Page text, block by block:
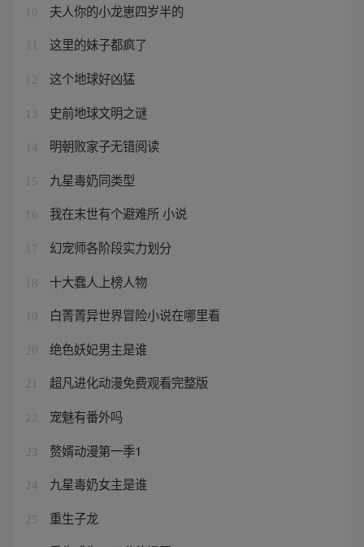
10 夫人你的小龙崽四岁半的
这里的妹子都疯了
12 这个地球好凶猛
13 史前地球文明之谜
14 明朝败家子无错阅读
15 九星毒奶同类型
16 我在末世有个避难所 小说
17 幻宠师各阶段实力划分
18 十大蠢人上榜人物
19 白菁菁异世界冒险小说在哪里看
20 绝色妖妃男主是谁
21 超凡进化动漫免费观看完整版
22 宠魅有番外吗
23 赘婿动漫第一季1
24 九星毒奶女主是谁
25 重生子龙